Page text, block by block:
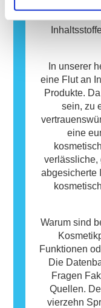
Produkte.
In unserer
eine Flut an
Produkte.
sein, zu
eine
verlässliche,
abgesicherte
Warum sind
Funktionen
Die
Fragen
Quellen.
vierzehn